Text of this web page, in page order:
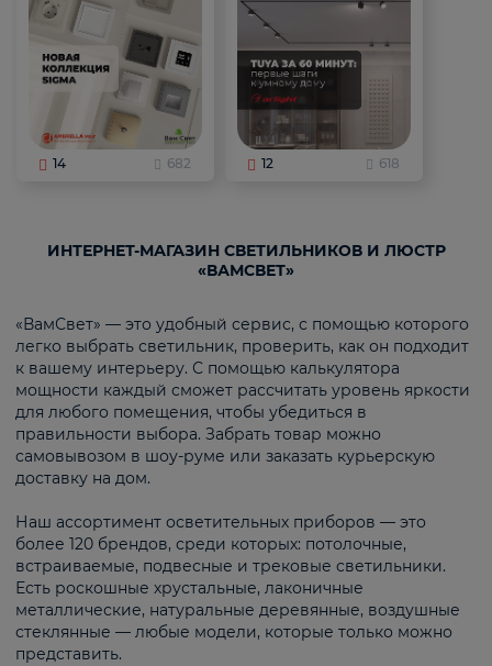
14 682 12 618
ИНТЕРНЕТ-МАГАЗИН СВЕТИЛЬНИКОВ И ЛЮСТР
«ВАМСВЕТ»
«ВамСвет» — это удобный сервис, с помощью которого
легко выбрать светильник, проверить, как он подходит
к вашему интерьеру. С помощью калькулятора
мощности каждый сможет рассчитать уровень яркости
для любого помещения, чтобы убедиться в
правильности выбора. Забрать товар можно
самовывозом в шоу-руме или заказать курьерскую
доставку на дом.
Наш ассортимент осветительных приборов — это
более 120 брендов, среди которых: потолочные,
встраиваемые, подвесные и трековые светильники.
Есть роскошные хрустальные, лаконичные
металлические, натуральные деревянные, воздушные
стеклянные — любые модели, которые только можно
представить.